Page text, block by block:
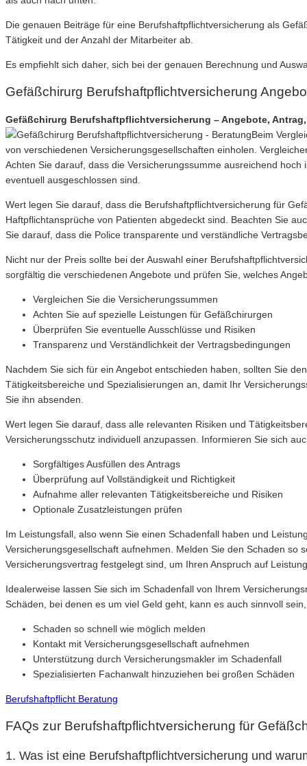
Die genauen Beiträge für eine Berufshaftpflichtversicherung als
Tätigkeit und der Anzahl der Mitarbeiter ab.
Es empfiehlt sich daher, sich bei der genauen Berechnung und
Gefäßchirurg Berufshaftpflichtversicherung
Gefäßchirurg Berufshaftpflichtversicherung – Angebote,
Beim
von verschiedenen Versicherungsgesellschaften einholen.
Achten Sie darauf, dass die Versicherungssumme ausreichend
eventuell ausgeschlossen sind.
Wert legen Sie darauf, dass die Berufshaftpflichtversicherung für
Haftpflichtansprüche von Patienten abgedeckt sind. Beachten Sie
Sie darauf, dass die Police transparente und verständliche
Nicht nur der Preis sollte bei der Auswahl einer
sorgfältig die verschiedenen Angebote und prüfen Sie, welches
Vergleichen Sie die Versicherungssummen
Achten Sie auf spezielle Leistungen für Gefäßchirurgen
Überprüfen Sie eventuelle Ausschlüsse und Risiken
Transparenz und Verständlichkeit der Vertragsbedingungen
Nachdem Sie sich für ein Angebot entschieden haben, sollten Sie
Tätigkeitsbereiche und Spezialisierungen an, damit Ihr
Sie ihn absenden.
Wert legen Sie darauf, dass alle relevanten Risiken und
Versicherungsschutz individuell anzupassen. Informieren Sie sich
Sorgfältiges Ausfüllen des Antrags
Überprüfung auf Vollständigkeit und Richtigkeit
Aufnahme aller relevanten Tätigkeitsbereiche und Risiken
Optionale Zusatzleistungen prüfen
Im Leistungsfall, also wenn Sie einen Schadenfall haben und
Versicherungsgesellschaft aufnehmen. Melden Sie den Schaden
Versicherungsvertrag festgelegt sind, um Ihren Anspruch auf
Idealerweise lassen Sie sich im Schadenfall von Ihrem
Schäden, bei denen es um viel Geld geht, kann es auch sinnvoll
Schaden so schnell wie möglich melden
Kontakt mit Versicherungsgesellschaft aufnehmen
Unterstützung durch Versicherungsmakler im Schadenfall
Spezialisierten Fachanwalt hinzuziehen bei großen Schäden
Berufshaftpflicht Beratung
FAQs zur Berufshaftpflichtversicherung für
1. Was ist eine Berufshaftpflichtversicherung und